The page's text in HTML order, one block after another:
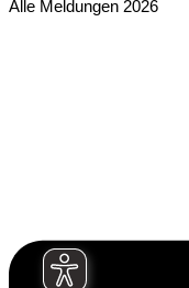
Alle Meldungen 2026